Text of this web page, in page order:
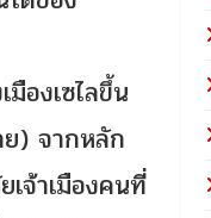
องเซไลขึ้น
) จากหลัก
จ้าเมืองคนที่